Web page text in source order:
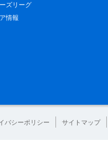
ズリーグ
情報
バシーポリシー サイトマップ